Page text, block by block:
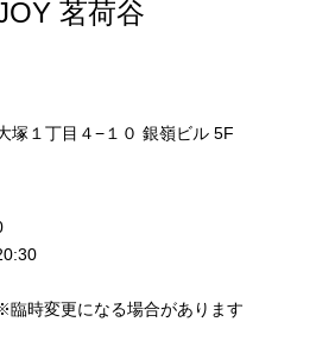
茗荷谷
塚１丁目４−１０ 銀嶺ビル 5F
時変更になる場合があります